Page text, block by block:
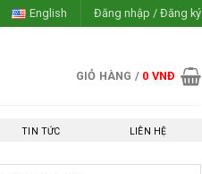
English Đăng nhập / Đăng ký
GIỎ HÀNG / 0 VNĐ
TIN TỨC LIÊN HỆ